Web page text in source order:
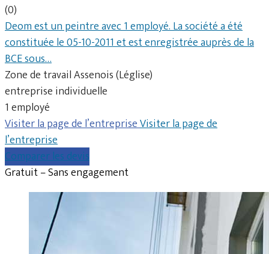
(0)
Deom est un peintre avec 1 employé. La société a été
constituée le 05-10-2011 et est enregistrée auprès de la
BCE sous…
Zone de travail Assenois (Léglise)
entreprise individuelle
1 employé
Visiter la page de l’entrepriseVisiter la page de
l’entreprise
Comparer les devis
Gratuit – Sans engagement